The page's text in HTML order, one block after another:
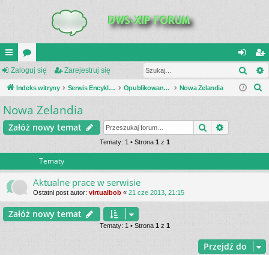
UI
C
K
_L
or
a
al
og
ar
ej
Zaloguj się Zarejestruj się
Indeks witryny Serwis Encyklopedia Uzbrojenia Opublikowane zestawienia Nowa Zelandia
j
Nowa Zelandia
Załóż nowy temat Szukaj
Tematy: 1 • Strona 1 z 1
Tematy
Aktualne prace w serwisie
Ostatni post autor: virtualbob « 21 cze 2013, 21:15
Załóż nowy temat
Tematy: 1 • Strona 1 z 1
Przejdź do